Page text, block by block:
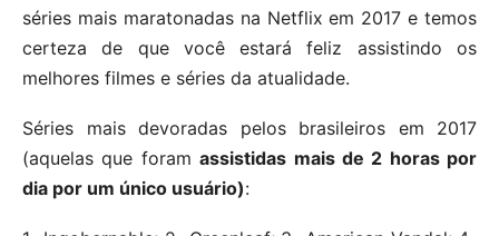
séries mais maratonadas na Netflix em 2017 e temos
certeza de que você estará feliz assistindo os
melhores filmes e séries da atualidade.
Séries mais devoradas pelos brasileiros em 2017
(aquelas que foramassistidas mais de 2 horas por
dia por um único usuário):